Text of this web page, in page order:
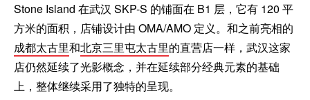
Stone Island 在武汉 SKP-S 的铺面在 B1 层，它有 120 平
方米的面积，店铺设计由 OMA/AMO 定义。和之前亮相的
成都太古里和北京三里屯太古里的直营店一样，武汉这家
店仍然延续了光影概念，并在延续部分经典元素的基础
上，整体继续采用了独特的呈现。